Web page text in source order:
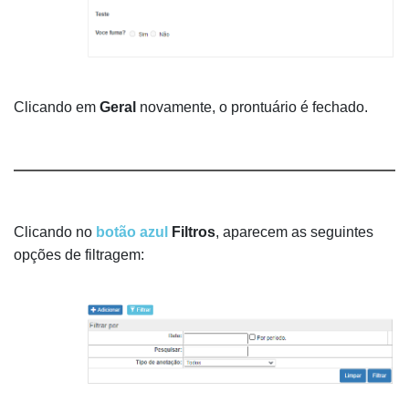
Clicando em Geral novamente, o prontuário é fechado.
Clicando no botão azul Filtros, aparecem as seguintes
opções de filtragem: